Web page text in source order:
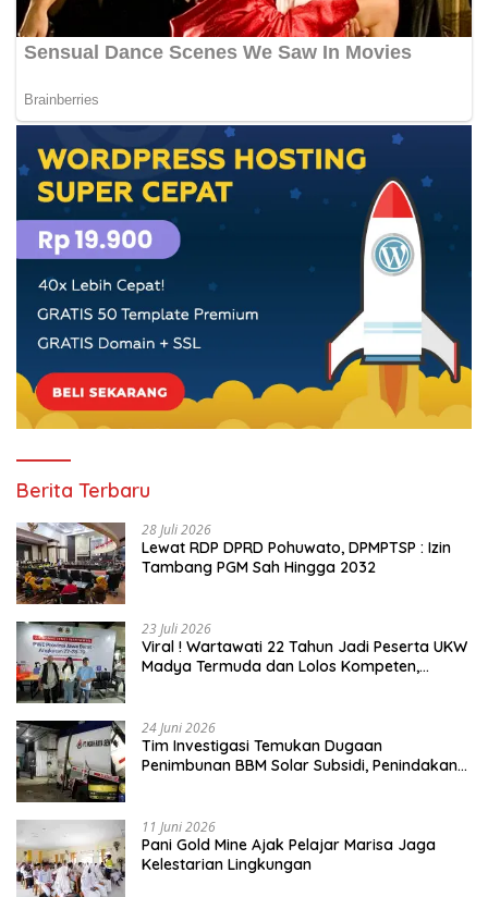
Berita Terbaru
28 Juli 2026
Lewat RDP DPRD Pohuwato, DPMPTSP : Izin
Tambang PGM Sah Hingga 2032
23 Juli 2026
Viral ! Wartawati 22 Tahun Jadi Peserta UKW
Madya Termuda dan Lolos Kompeten,
24 Juni 2026
Tim Investigasi Temukan Dugaan
Penimbunan BBM Solar Subsidi, Penindakan
11 Juni 2026
Pani Gold Mine Ajak Pelajar Marisa Jaga
Kelestarian Lingkungan